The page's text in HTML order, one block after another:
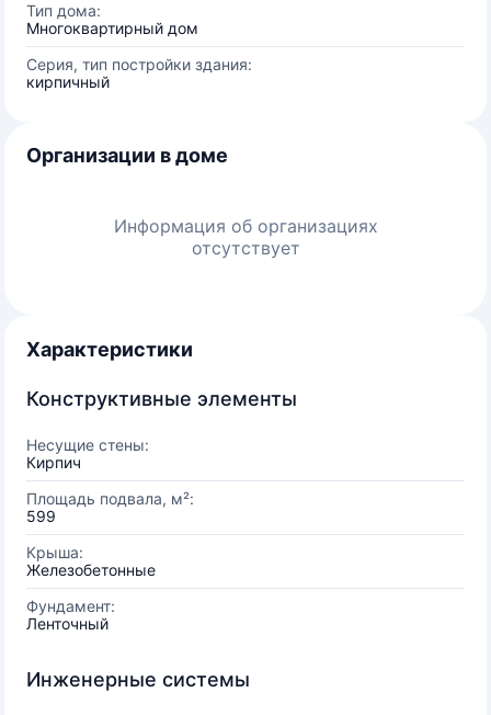
Тип дома:
Многоквартирный дом
Серия, тип постройки здания:
кирпичный
Организации в доме
Информация об организациях
отсутствует
Характеристики
Конструктивные элементы
Несущие стены:
Кирпич
Площадь подвала, м²:
599
Крыша:
Железобетонные
Фундамент:
Ленточный
Инженерные системы